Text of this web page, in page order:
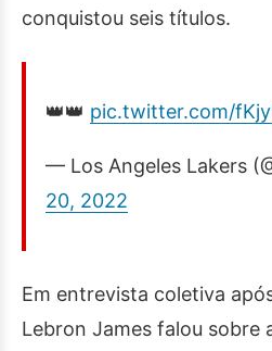
conquistou seis títulos.
👑👑 pic.twitter.com/
— Los Angeles Lakers
20, 2022
Em entrevista coletiva
Lebron James falou sobre